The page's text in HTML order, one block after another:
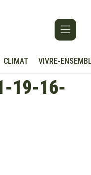
CLIMAT VIVRE-
19-16-